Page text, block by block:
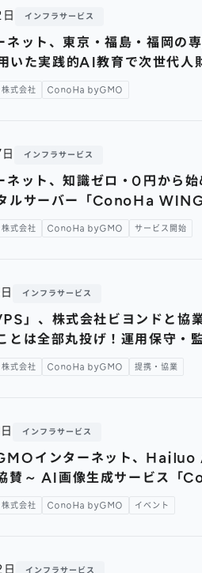
インフラサービス
ット、東京・福島・福岡の
た実践的AI教育で次世代人
式会社 ConoHa byGMO
インフラサービス
ネット、知識ゼロ・0円から
ルサーバー「ConoHa
式会社 ConoHa byGMO サービス開始
インフラサービス
」、株式会社ビヨンドと
とは全部丸投げ！運用保守・
式会社 ConoHa byGMO 提携・協業
インフラサービス
GMOインターネット、
賛～ AI画像生成サービス
式会社 ConoHa byGMO イベント
インフラサービス